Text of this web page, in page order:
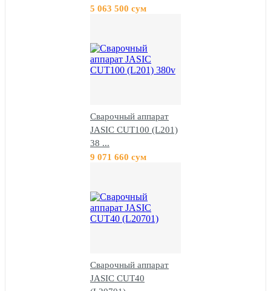
5 063 500 сум
Сварочный аппарат
JASIC CUT100 (L201)
38 ...
9 071 660 сум
Сварочный аппарат
JASIC CUT40